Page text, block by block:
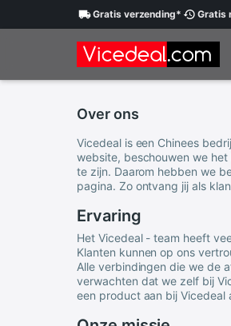
Gratisverzending* Gratis
Over ons
Vicedealis een Chinees
website, beschouwen we
te zijn. Daarom hebben we
pagina. Zo ontvang jij als
Ervaring
Het Vicedeal- team heeft
Klanten kunnen op ons
Alle verbindingen die we de
verwachten dat we zelf bij
een product aan bijVicedeal